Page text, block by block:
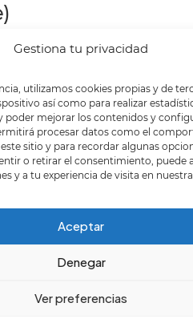
Gestiona tu privacidad
utilizamos cookies propias y de
así como para realizar
poder mejorar los contenidos y
procesar datos como el
sitio y para recordar algunas
o retirar el consentimiento, puede
y a tu experiencia de visita en
Aceptar
Denegar
Ver preferencias
con Autismo son las
entendiendo
a obtener información